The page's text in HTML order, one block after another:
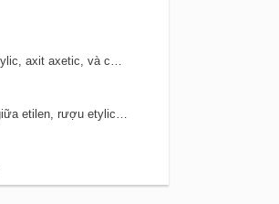
Luyện tập - Rượu etylic, axit axetic, và chất béo
Bài 46: Mối liên hệ giữa etilen, rượu etylic, và axit axetic